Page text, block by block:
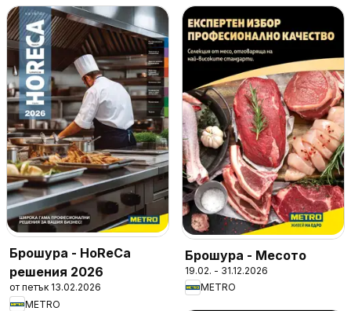
Брошура - HoReCa
решения 2026
от петък 13.02.2026
METRO
Брошура - Месото
19.02. - 31.12.2026
METRO